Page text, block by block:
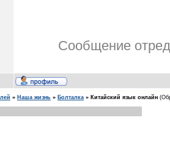
Сообщение
» Наша жизнь » Болталка » Китайский язык онлайн